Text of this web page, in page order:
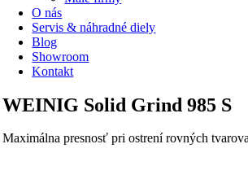
O nás
Servis & náhradné diely
Blog
Showroom
Kontakt
WEINIG Solid Grind 985 S
Maximálna presnosť pri ostrení rovných